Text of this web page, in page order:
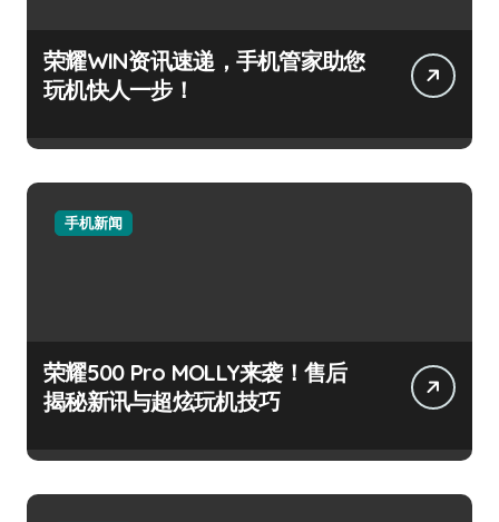
荣耀WIN资讯速递，手机管家助您
玩机快人一步！
手机新闻
荣耀500 Pro MOLLY来袭！售后
揭秘新讯与超炫玩机技巧